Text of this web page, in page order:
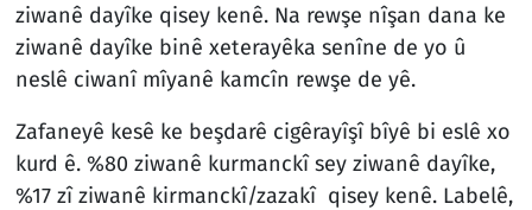
ziwanê dayîke qisey kenê. Na rewşe nîşan dana ke
ziwanê dayîke binê xeterayêka senîne de yo û
neslê ciwanî mîyanê kamcîn rewşe de yê.
Zafaneyê kesê ke beşdarê cigêrayîşî bîyê bi eslê xo
kurd ê. %80 ziwanê kurmanckî sey ziwanê dayîke,
%17 zî ziwanê kirmanckî/zazakî qisey kenê. Labelê,